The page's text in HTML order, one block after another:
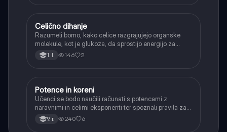
Biologija
Celično dihanje
Razumeli bomo, kako celice razgrajujejo organske
molekule, kot je glukoza, da sprostijo energijo za
svoje delovanje.
1. l. 146 2
Matematika
Potence in koreni
Učenci se bodo naučili računati s potencami z
naravnimi in celimi eksponenti ter spoznali pravila za
računanje z njimi. Obravnavali bodo kvadratne in
kubične korene ter delno korenjenje in racionalizacijo
9. r. 240 6